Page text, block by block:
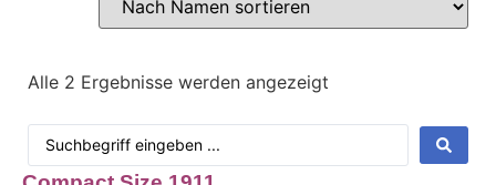
Alle 2 Ergebnisse werden angezeigt